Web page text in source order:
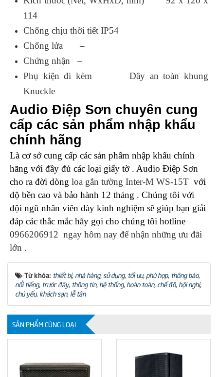
114
Chống chịu thời tiết IP54
Chống lửa –
Chứng nhận –
Phụ kiện đi kèm Dây an toàn khung
Knuckle
Audio Điệp Sơn chuyên cung
cấp các sản phẩm nhập khẩu
chính hãng
Là cơ sở cung cấp các sản phẩm nhập khẩu chính
hãng với đầy đủ các loại giấy tờ . Audio Điệp Sơn
cho ra đời dòng loa gắn tường Inter-M WS-15T với
độ bền cao và bảo hành 12 tháng . Chúng tôi với
đội ngũ nhân viên dày kinh nghiệm sẽ giúp bạn giải
đáp các thắc mắc hãy gọi cho chúng tôi hotline
0966206912 ngay hôm nay để nhận những ưu đãi
lớn .
Từ khóa: thiết bị, nhà hàng, sử dụng, tối ưu, phù hợp, thông báo,
nổi tiếng, trước đây, thông tin, hệ thống, hoàn toàn, chế độ, hội nghị,
chủ yếu, khách sạn, lễ tân
SẢN PHẨM CÙNG LOẠI